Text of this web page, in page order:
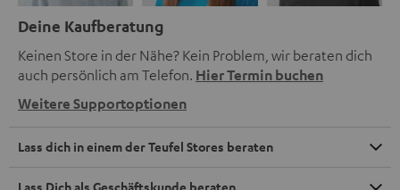
Deine Kaufberatung
Keinen Store in der Nähe? Kein Problem, wir beraten dich
auch persönlich am Telefon. Hier Termin buchen
Weitere Supportoptionen
Lass dich in einem der Teufel Stores beraten
Lass Dich als Geschäftskunde beraten